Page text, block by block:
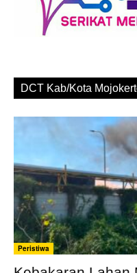
DCT Kab/Kota
Peristiwa